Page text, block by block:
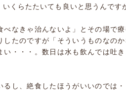
くらたたいても良いと思うんです
なきゃ治んないよ」とその場で
したのですが「そういうものなの
い・・・。数日は水も飲んでは吐
るし、絶食したほうがいいのでは